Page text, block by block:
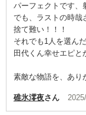
パーフェクトです、
でも、ラストの時哉
捨て難い！！！
それでも1人を選ん
田代くん幸せエピと
素敵な物語を、あり
碓氷澪夜さん